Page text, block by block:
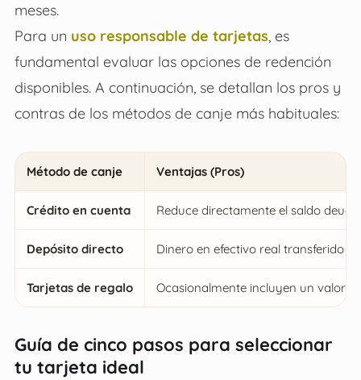
meses.
Para un uso responsable de tarjetas, es
fundamental evaluar las opciones de redención
disponibles. A continuación, se detallan los pros y
contras de los métodos de canje más habituales:
Método de canje Ventajas (Pros)
Crédito en cuenta Reduce directamente el saldo
Depósito directo Dinero en efectivo real transferido a
Tarjetas de regalo Ocasionalmente incluyen un valor
Guía de cinco pasos para seleccionar
tu tarjeta ideal